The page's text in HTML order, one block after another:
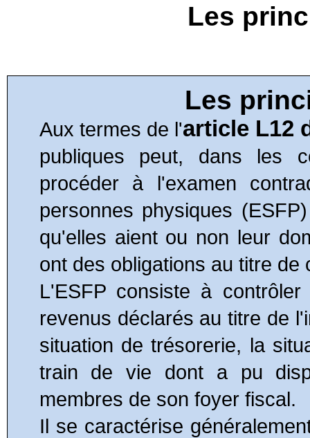
Les
Les
Aux termes de l'article L12
publiques peut, dans les
procéder à l'examen
personnes physiques
qu'elles aient ou non leur
ont des obligations au titre de
L'ESFP consiste à
revenus déclarés au titre de
situation de trésorerie, la
train de vie dont a pu
membres de son foyer fiscal.
Il se caractérise